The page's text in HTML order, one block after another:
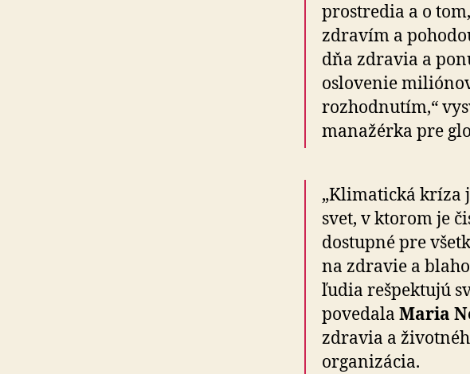
prostredia a o
zdravím a
dňa zdravia a
oslovenie
rozhodnutím,“
manažérka pre
„Klimatická kríza
svet, v ktorom je
dostupné pre
na zdravie a
ľudia rešpektujú
povedala Maria
zdravia a
organizácia.